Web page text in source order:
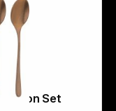
Sambonet Taste PVD 6 Espresso Spoon Set
reserved.